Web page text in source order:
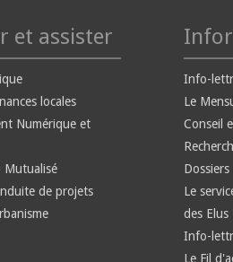
et assister
locales
Numérique et
Mutualisé
de projets
Info-
Le
Conseil
Dossiers
Le
des Elus
Info-
Le Fil